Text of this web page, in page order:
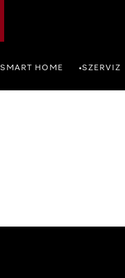
SMART HOME •SZERVIZ